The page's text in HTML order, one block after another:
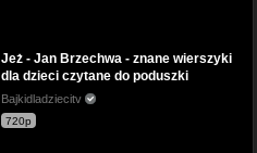
Jeż - Jan Brzechwa - znane wierszyki
dla dzieci czytane do poduszki
Bajkidladziecitv
720p